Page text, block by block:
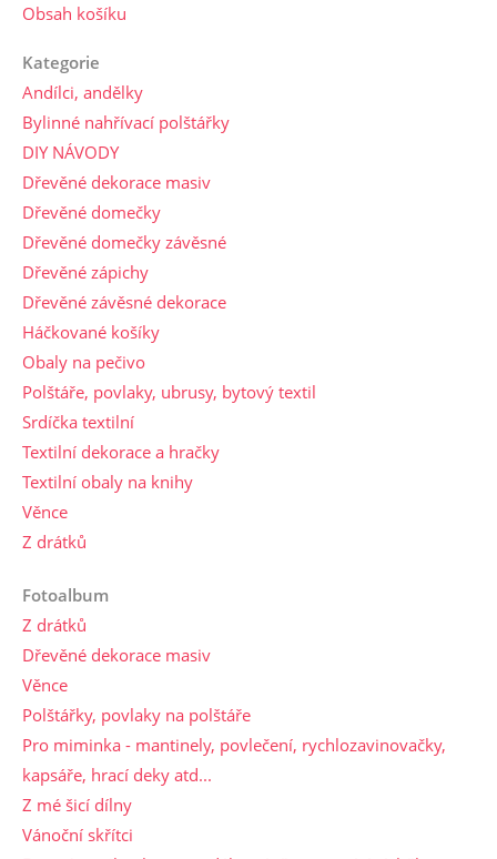
Obsah košíku
Kategorie
Andílci, andělky
Bylinné nahřívací polštářky
DIY NÁVODY
Dřevěné dekorace masiv
Dřevěné domečky
Dřevěné domečky závěsné
Dřevěné zápichy
Dřevěné závěsné dekorace
Háčkované košíky
Obaly na pečivo
Polštáře, povlaky, ubrusy, bytový textil
Srdíčka textilní
Textilní dekorace a hračky
Textilní obaly na knihy
Věnce
Z drátků
Fotoalbum
Z drátků
Dřevěné dekorace masiv
Věnce
Polštářky, povlaky na polštáře
Pro miminka - mantinely, povlečení, rychlozavinovačky,
kapsáře, hrací deky atd...
Z mé šicí dílny
Vánoční skřítci